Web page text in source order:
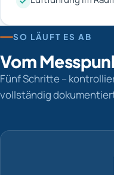
SO LÄUFT ES AB
Vom
Fünf Schritte –
vollständig